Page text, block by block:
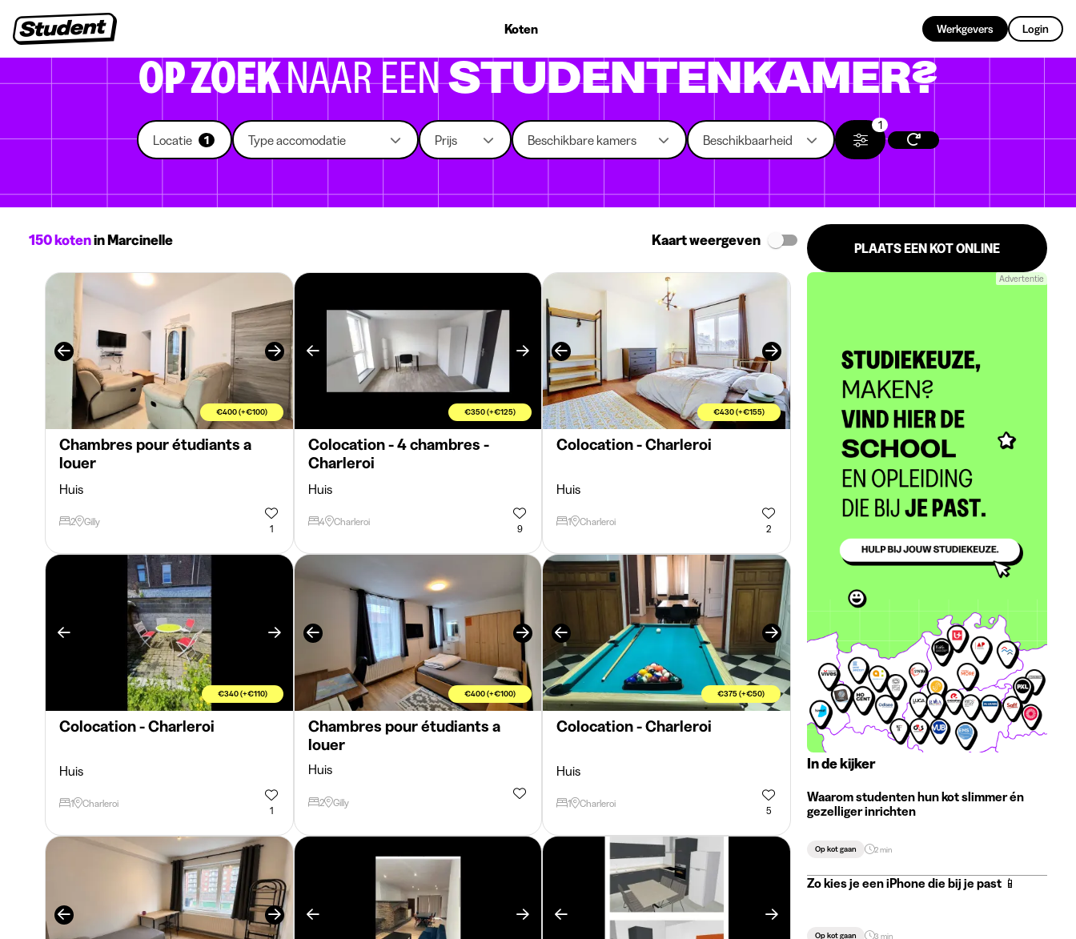
Koten Werkgevers Login
OP ZOEKNAAR EENSTUDENTENKAMER?
Locatie 1 Type accomodatie Prijs Beschikbare kamers Beschikbaarheid
1
150 kotenin Marcinelle Kaart weergeven
€400 (+€100)
Chambres pour étudiants a
louer
Huis
2 Gilly
1
€350 (+€125)
Colocation - 4 chambres -
Charleroi
Huis
4 Charleroi
9
€430 (+€155)
Colocation - Charleroi
Huis
1 Charleroi
2
€340 (+€110)
Colocation - Charleroi
Huis
1 Charleroi
1
€400 (+€100)
Chambres pour étudiants a
louer
Huis
2 Gilly
€375 (+€50)
Colocation - Charleroi
Huis
1 Charleroi
5
PLAATS EEN KOT ONLINE
Advertentie
In de kijker
Waarom studenten hun kot slimmer én
gezelliger inrichten
Op kot gaan 2 min
Zo kies je een iPhone die bij je past 📱
Op kot gaan 3 min